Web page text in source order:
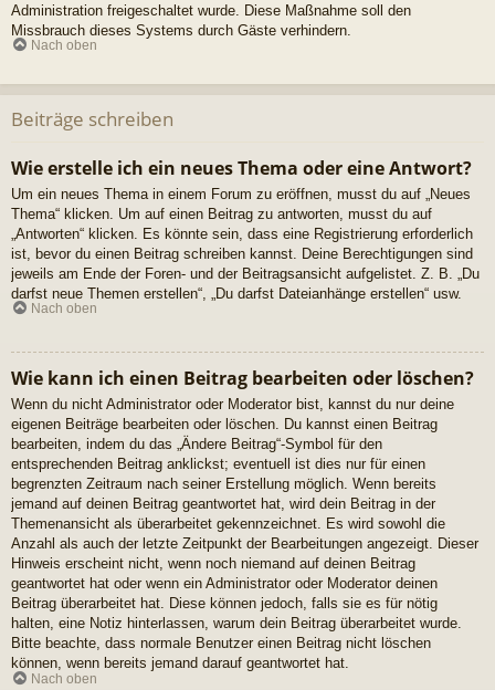
Administration freigeschaltet wurde. Diese Maßnahme soll den
Missbrauch dieses Systems durch Gäste verhindern.
Nach oben
Beiträge schreiben
Wie erstelle ich ein neues Thema oder eine Antwort?
Um ein neues Thema in einem Forum zu eröffnen, musst du auf „Neues
Thema“ klicken. Um auf einen Beitrag zu antworten, musst du auf
„Antworten“ klicken. Es könnte sein, dass eine Registrierung erforderlich
ist, bevor du einen Beitrag schreiben kannst. Deine Berechtigungen sind
jeweils am Ende der Foren- und der Beitragsansicht aufgelistet. Z. B. „Du
darfst neue Themen erstellen“, „Du darfst Dateianhänge erstellen“ usw.
Nach oben
Wie kann ich einen Beitrag bearbeiten oder löschen?
Wenn du nicht Administrator oder Moderator bist, kannst du nur deine
eigenen Beiträge bearbeiten oder löschen. Du kannst einen Beitrag
bearbeiten, indem du das „Ändere Beitrag“-Symbol für den
entsprechenden Beitrag anklickst; eventuell ist dies nur für einen
begrenzten Zeitraum nach seiner Erstellung möglich. Wenn bereits
jemand auf deinen Beitrag geantwortet hat, wird dein Beitrag in der
Themenansicht als überarbeitet gekennzeichnet. Es wird sowohl die
Anzahl als auch der letzte Zeitpunkt der Bearbeitungen angezeigt. Dieser
Hinweis erscheint nicht, wenn noch niemand auf deinen Beitrag
geantwortet hat oder wenn ein Administrator oder Moderator deinen
Beitrag überarbeitet hat. Diese können jedoch, falls sie es für nötig
halten, eine Notiz hinterlassen, warum dein Beitrag überarbeitet wurde.
Bitte beachte, dass normale Benutzer einen Beitrag nicht löschen
können, wenn bereits jemand darauf geantwortet hat.
Nach oben